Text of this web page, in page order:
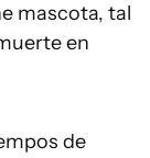
mascota, tal
en
de